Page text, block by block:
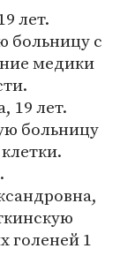
лет.
больницу с
медики
19 лет.
больницу
голеней 1